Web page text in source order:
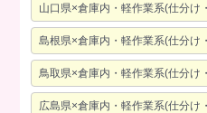
山口県×倉庫内・軽作業系(仕分け
島根県×倉庫内・軽作業系(仕分け
鳥取県×倉庫内・軽作業系(仕分け
広島県×倉庫内・軽作業系(仕分け